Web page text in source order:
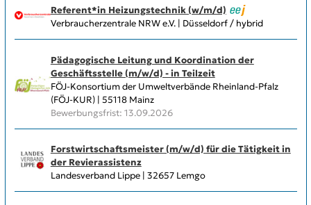
Referent*in Heizungstechnik (w/m/d)
Verbraucherzentrale NRW e.V. | Düsseldorf / hybrid
Pädagogische Leitung und Koordination der
Geschäftsstelle (m/w/d) - in Teilzeit
FÖJ-Konsortium der Umweltverbände Rheinland-Pfalz
(FÖJ-KUR) | 55118 Mainz
Bewerbungsfrist: 13.09.2026
Forstwirtschaftsmeister (m/w/d) für die Tätigkeit in
der Revierassistenz
Landesverband Lippe | 32657 Lemgo